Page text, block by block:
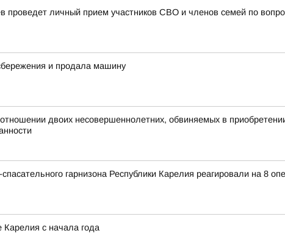
проведет личный прием участников СВО и членов семей по
и продала машину
двоих несовершеннолетних, обвиняемых в
гарнизона Республики Карелия реагировали на 8
с начала года